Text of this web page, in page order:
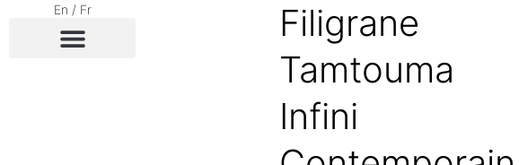
En / Fr
Filigrane
Tamtouma
Infini